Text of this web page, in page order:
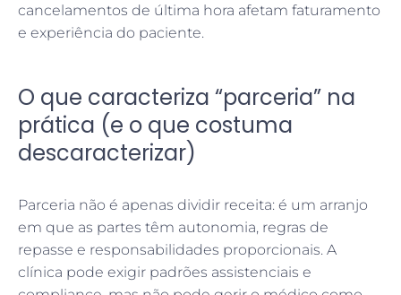
cancelamentos de última hora afetam faturamento
e experiência do paciente.
O que caracteriza “parceria” na
prática (e o que costuma
descaracterizar)
Parceria não é apenas dividir receita: é um arranjo
em que as partes têm autonomia, regras de
repasse e responsabilidades proporcionais. A
clínica pode exigir padrões assistenciais e